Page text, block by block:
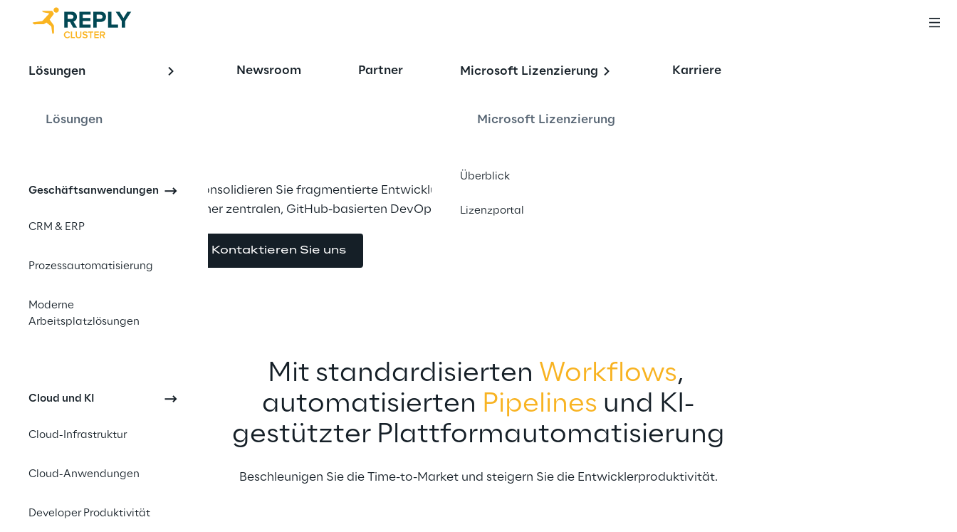
Lösungen
Lösungen
Geschäftsanwendungen
CRM & ERP
Prozessautomatisierung
Moderne
Arbeitsplatzlösungen
Cloud und KI
Cloud-Infrastruktur
Cloud-Anwendungen
Developer Produktivität
Newsroom Partner Microsoft Lizenzierung
Microsoft Lizenzierung
Überblick
Lizenzportal
Karriere
Unified DevOps Platform für Cloud-
Konsolidieren Sie fragmentierte Entwicklungsprozesse in
einer zentralen, GitHub-basierten DevOps-Plattform.
Kontaktieren Sie uns
Mit standardisierten Workflows,
automatisierten Pipelines und KI-
gestützter Plattformautomatisierung
Beschleunigen Sie die Time-to-Market und steigern Sie die Entwicklerproduktivität.